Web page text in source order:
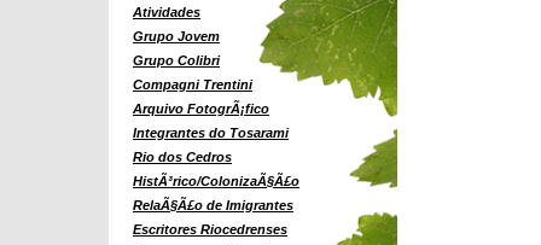
Atividades
Grupo Jovem
Grupo Colibri
Compagni Trentini
Arquivo FotogrÃ¡fico
Integrantes do Tosarami
Rio dos Cedros
HistÃ³rico/ColonizaÃ§Ã£o
RelaÃ§Ã£o de Imigrantes
Escritores Riocedrenses